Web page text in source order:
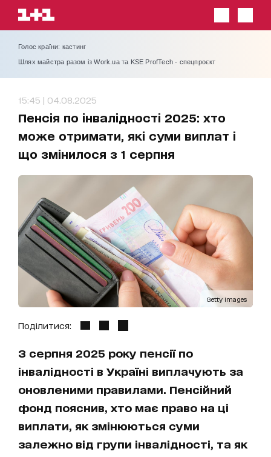
Голос країни: кастинг
Шлях майстра разом із Work.ua та KSE ProfTech - спецпроєкт
15:45 | 04.08.2025
Пенсія по інвалідності 2025: хто
може отримати, які суми виплат і
що змінилося з 1 серпня
Getty Images
Поділитися:
З серпня 2025 року пенсії по
інвалідності в Україні виплачують за
оновленими правилами. Пенсійний
фонд пояснив, хто має право на ці
виплати, як змінюються суми
залежно від групи інвалідності, та як